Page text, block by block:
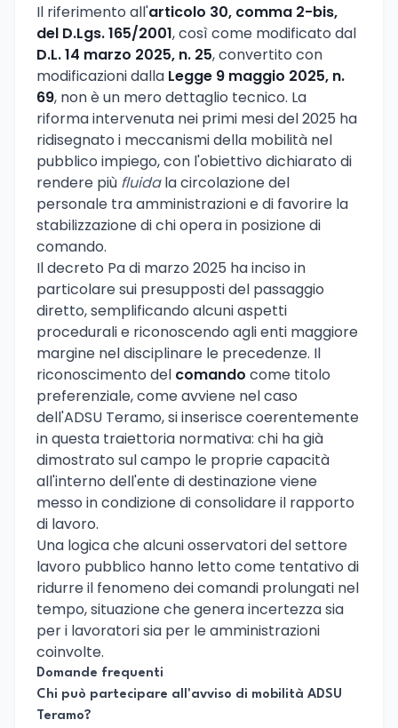
Il riferimento all'articolo 30, comma 2-bis,
del D.Lgs. 165/2001, così come modificato dal
D.L. 14 marzo 2025, n. 25, convertito con
modificazioni dalla Legge 9 maggio 2025, n.
69, non è un mero dettaglio tecnico. La
riforma intervenuta nei primi mesi del 2025 ha
ridisegnato i meccanismi della mobilità nel
pubblico impiego, con l'obiettivo dichiarato di
rendere più fluidala circolazione del
personale tra amministrazioni e di favorire la
stabilizzazione di chi opera in posizione di
comando.
Il decreto Pa di marzo 2025 ha inciso in
particolare sui presupposti del passaggio
diretto, semplificando alcuni aspetti
procedurali e riconoscendo agli enti maggiore
margine nel disciplinare le precedenze. Il
riconoscimento del comando come titolo
preferenziale, come avviene nel caso
dell'ADSU Teramo, si inserisce coerentemente
in questa traiettoria normativa: chi ha già
dimostrato sul campo le proprie capacità
all'interno dell'ente di destinazione viene
messo in condizione di consolidare il rapporto
di lavoro.
Una logica che alcuni osservatori del settore
lavoro pubblico hanno letto come tentativo di
ridurre il fenomeno dei comandi prolungati nel
tempo, situazione che genera incertezza sia
per i lavoratori sia per le amministrazioni
coinvolte.
Domande frequenti
Chi può partecipare all'avviso di mobilità ADSU
Teramo?